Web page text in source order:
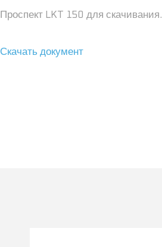
Проспект LKT 150 для скачивания.
Скачать документ